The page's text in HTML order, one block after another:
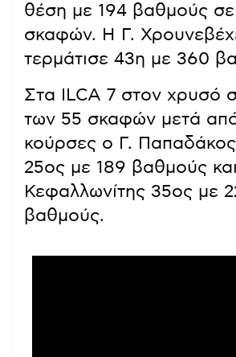
θέση με 194 βαθμούς σε
σκαφών. Η Γ.
τερμάτισε 43η με 360
Στα ILCA 7 στον χρυσό
των 55 σκαφών μετά από
κούρσες ο Γ. Παπαδάκος
25ος με 189 βαθμούς
Κεφαλλωνίτης 35ος με
βαθμούς.